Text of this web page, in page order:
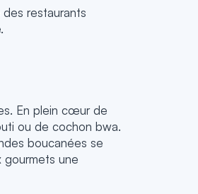
restaurants
En plein cœur de
ou de cochon bwa.
boucanées se
gourmets une